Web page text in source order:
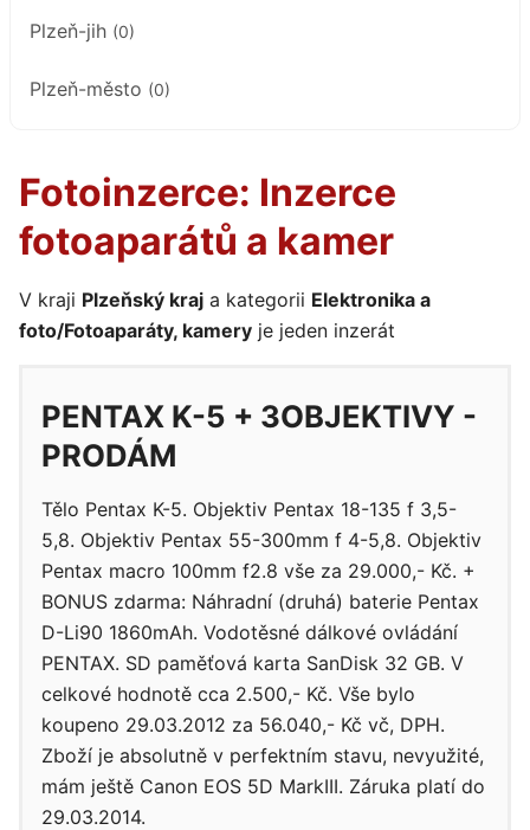
Plzeň-jih (0)
Plzeň-město (0)
Fotoinzerce: Inzerce
fotoaparátů a kamer
V kraji Plzeňský kraj a kategorii Elektronika a
foto/Fotoaparáty, kamery je jeden inzerát
PENTAX K-5 + 3OBJEKTIVY -
PRODÁM
Tělo Pentax K-5. Objektiv Pentax 18-135 f 3,5-
5,8. Objektiv Pentax 55-300mm f 4-5,8. Objektiv
Pentax macro 100mm f2.8 vše za 29.000,- Kč. +
BONUS zdarma: Náhradní (druhá) baterie Pentax
D-Li90 1860mAh. Vodotěsné dálkové ovládání
PENTAX. SD paměťová karta SanDisk 32 GB. V
celkové hodnotě cca 2.500,- Kč. Vše bylo
koupeno 29.03.2012 za 56.040,- Kč vč, DPH.
Zboží je absolutně v perfektním stavu, nevyužité,
mám ještě Canon EOS 5D MarkIII. Záruka platí do
29.03.2014.